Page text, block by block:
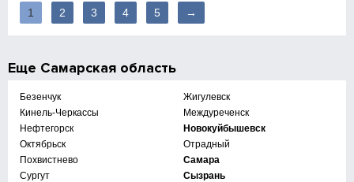
1 2 3 4 5 →
Еще Самарская область
Безенчук
Жигулевск
Кинель-Черкассы
Междуреченск
Нефтегорск
Новокуйбышевск
Октябрьск
Отрадный
Похвистнево
Самара
Сургут
Сызрань